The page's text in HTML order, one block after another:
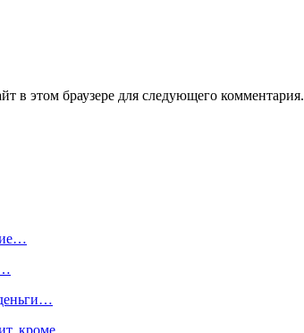
в этом браузере для следующего комментария.
кроме…